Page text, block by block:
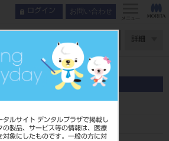
タルサイト デンタルプラザで掲載し
の製品、サービス等の情報は、医療
対象にしたものです。一般の方に対
ログイン お問い合わせ
メニュー
詳細
3個組（L・M・S）
合わせ
M・S）